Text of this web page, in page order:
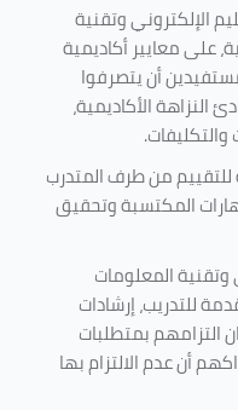
الإلكتروني وتقنية
على معايير أكاديمية
أن يتصرفوا
النزاهة الأكاديمية،
والتكليفات.
من طرف المتدرب
المكتسبة وتحقيق
وتقنية المعلومات
للتدريب، إرشادات
التزامهم بمتطلبات
أن عدم الالتزام بها